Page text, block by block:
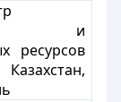
и
ресурсов